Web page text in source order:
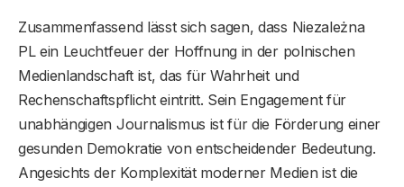
Zusammenfassend lässt sich sagen, dass Niezależna
PL ein Leuchtfeuer der Hoffnung in der polnischen
Medienlandschaft ist, das für Wahrheit und
Rechenschaftspflicht eintritt. Sein Engagement für
unabhängigen Journalismus ist für die Förderung einer
gesunden Demokratie von entscheidender Bedeutung.
Angesichts der Komplexität moderner Medien ist die